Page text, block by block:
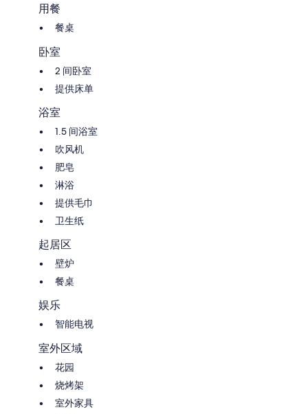
用餐
餐桌
卧室
2 间卧室
提供床单
浴室
1.5 间浴室
吹风机
肥皂
淋浴
提供毛巾
卫生纸
起居区
壁炉
餐桌
娱乐
智能电视
室外区域
花园
烧烤架
室外家具